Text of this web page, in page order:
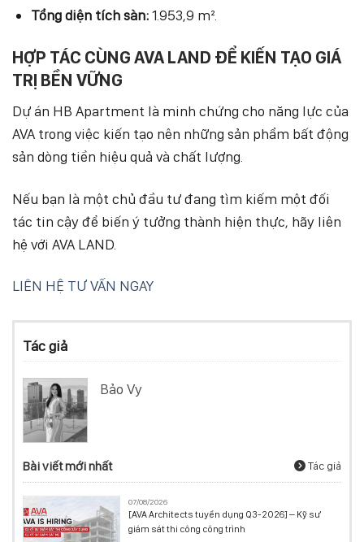
Tổng diện tích sàn:1.953,9 m².
HỢP TÁC CÙNG AVA LAND ĐỂ KIẾN TẠO GIÁ
TRỊ BỀN VỮNG
Dự án HB Apartment là minh chứng cho năng lực của
AVA trong việc kiến tạo nên những sản phẩm bất động
sản dòng tiền hiệu quả và chất lượng.
Nếu bạn là một chủ đầu tư đang tìm kiếm một đối
tác tin cậy để biến ý tưởng thành hiện thực, hãy liên
hệ với AVA LAND.
LIÊN HỆ TƯ VẤN NGAY
Tác giả
Bảo Vy
Bài viết mới nhất Tác giả
07/08/2026
[AVA Architects tuyển dụng Q3-2026] – Kỹ sư
giám sát thi công công trình